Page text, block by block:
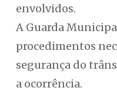
envolvidos.
A Guarda
procedimentos
segurança do
a ocorrência.